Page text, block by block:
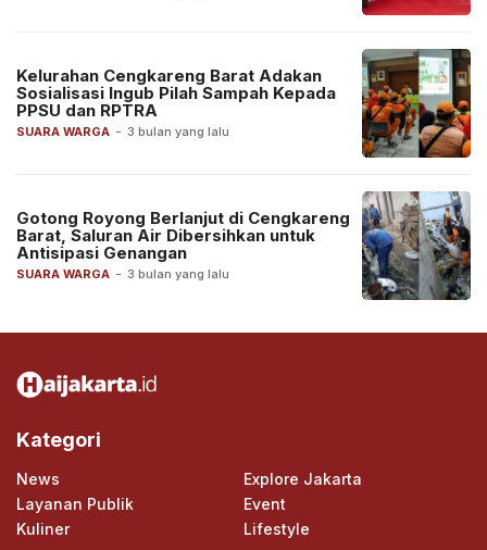
SUARA WARGA - 3 bulan yang lalu
Kelurahan Cengkareng Barat Adakan
Sosialisasi Ingub Pilah Sampah Kepada
PPSU dan RPTRA
SUARA WARGA - 3 bulan yang lalu
Gotong Royong Berlanjut di Cengkareng
Barat, Saluran Air Dibersihkan untuk
Antisipasi Genangan
Kategori
News
Explore Jakarta
Layanan Publik
Event
Kuliner
Lifestyle